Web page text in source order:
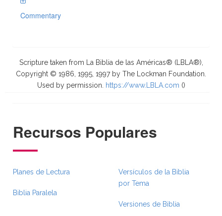
Commentary
Scripture taken from La Biblia de las Américas® (LBLA®),
Copyright © 1986, 1995, 1997 by The Lockman Foundation.
Used by permission.
https://www.LBLA.com ()
Recursos Populares
Planes de Lectura
Biblia Paralela
Versículos de la Biblia
por Tema
Versiones de Biblia